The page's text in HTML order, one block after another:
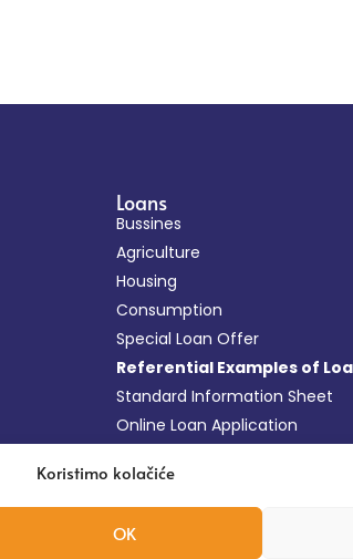
Koristimo kolačiće
OK
Loans
Bussines
Agriculture
Housing
Consumption
Special Loan Offer
Referential Examples of
Standard Information Sheet
Online Loan Application